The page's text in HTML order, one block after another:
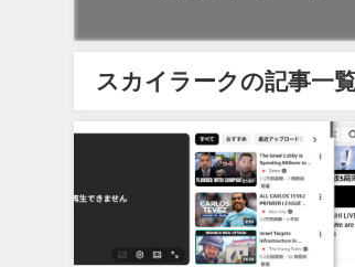
スカイラークの記事一